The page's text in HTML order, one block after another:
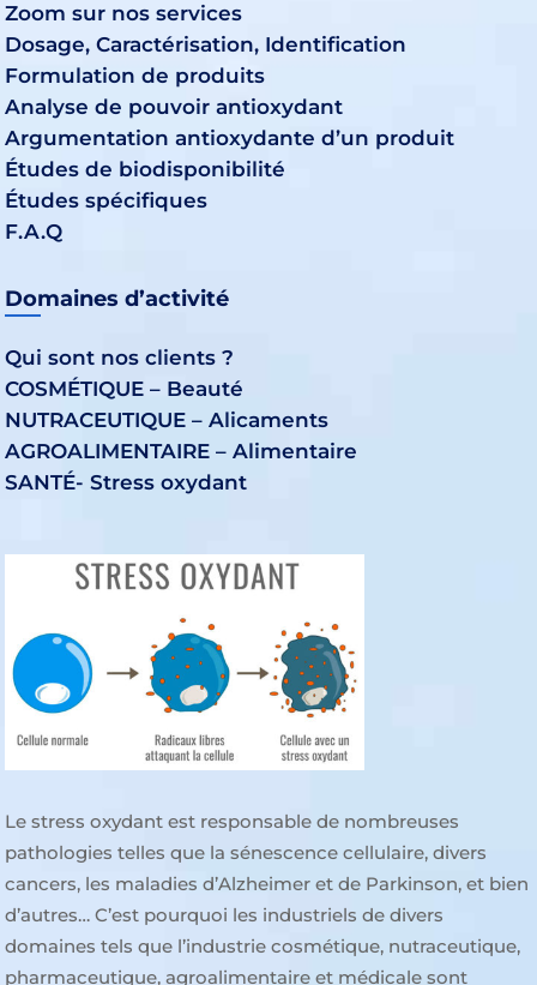
Zoom sur nos services
Dosage, Caractérisation, Identification
Formulation de produits
Analyse de pouvoir antioxydant
Argumentation antioxydante d’un produit
Études de biodisponibilité
Études spécifiques
F.A.Q
Domaines d’activité
Qui sont nos clients ?
COSMÉTIQUE – Beauté
NUTRACEUTIQUE – Alicaments
AGROALIMENTAIRE – Alimentaire
SANTÉ- Stress oxydant
Le stress oxydant est responsable de nombreuses
pathologies telles que la sénescence cellulaire, divers
cancers, les maladies d’Alzheimer et de Parkinson, et bien
d’autres… C’est pourquoi les industriels de divers
domaines tels que l’industrie cosmétique, nutraceutique,
pharmaceutique, agroalimentaire et médicale sont